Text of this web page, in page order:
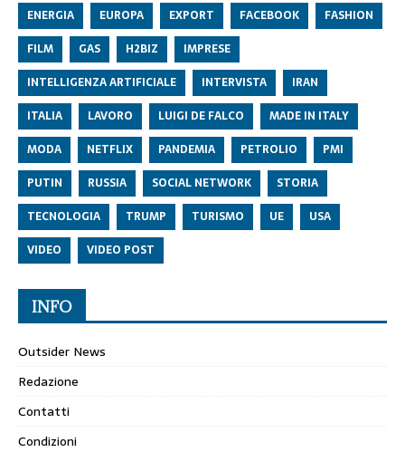
ENERGIA EUROPA EXPORT FACEBOOK
FASHION
FILM
GAS H2BIZ
IMPRESE
INTELLIGENZA ARTIFICIALE
INTERVISTA
IRAN
ITALIA
LAVORO LUIGI DE FALCO
MADE IN ITALY
MODA
NETFLIX PANDEMIA PETROLIO
PMI
PUTIN
RUSSIA SOCIAL NETWORK
STORIA
TECNOLOGIA
TRUMP TURISMO UE
USA
VIDEO
VIDEO POST
INFO
Outsider News
Redazione
Contatti
Condizioni